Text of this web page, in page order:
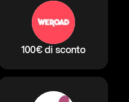
100€ di sconto